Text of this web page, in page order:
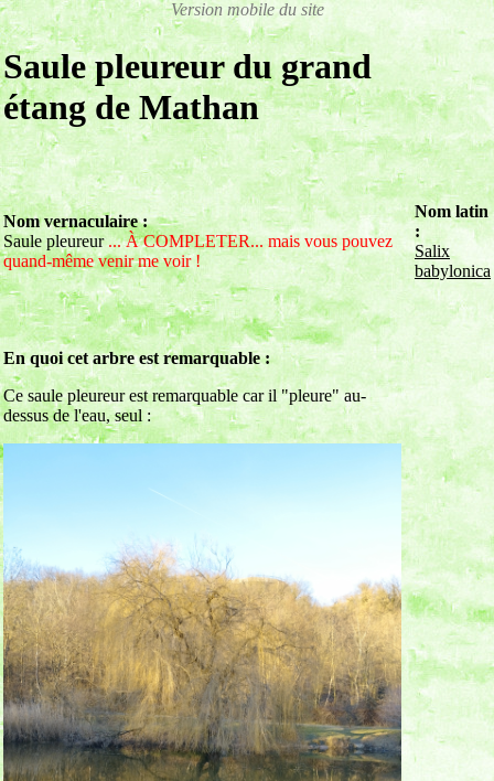
Saule pleureur du grand
étang de Mathan
Nom vernaculaire :
Saule pleureur... À COMPLETER... mais vous pouvez
quand-même venir me voir !
Nom latin
:
Salix
babylonica
En quoi cet arbre est remarquable :
Ce saule pleureur est remarquable car il "pleure" au-
dessus de l'eau, seul :